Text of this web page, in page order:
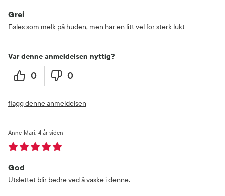
Grei
Føles som melk på huden, men har en litt vel for sterk lukt
Var denne anmeldelsen nyttig?
0 0
flagg denne anmeldelsen
God
4 år siden
Anne-Mari
Utslettet blir bedre ved å vaske i denne.